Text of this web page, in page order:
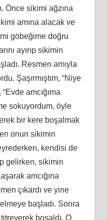
Önce sikimi ağzına
amına alacak ve
göbeğime doğru
ayırıp sikimin
Resmen amıyla
Şaşırmıştım, “Niye
amcığıma
sokuyordum, öyle
bir kere boşalmak
onun sikimin
kendisi de
gelirken, sikimin
amcığına
çıkardı ve yine
başladı. Sonra
boşaldı. O